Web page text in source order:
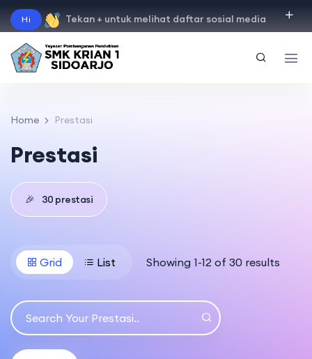
Hi Tekan + untuk melihat daftar sosial media
" instagram" " facebook
Home Prestasi
Prestasi
🎉 30 prestasi
Grid List Showing 1-12 of 30 results